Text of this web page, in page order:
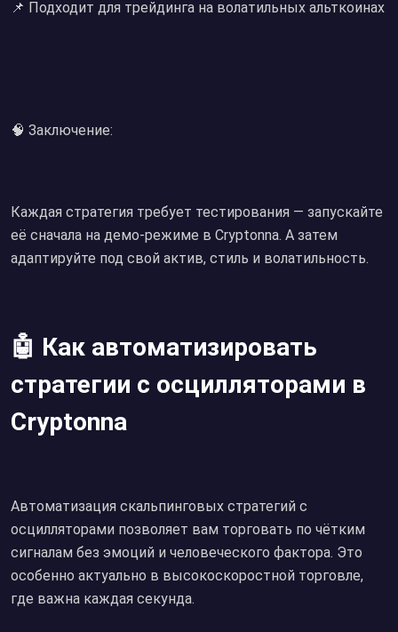
📌 Подходит для трейдинга на волатильных альткоинах
🧠 Заключение:
Каждая стратегия требует тестирования — запускайте
её сначала на демо-режиме в Cryptonna. А затем
адаптируйте под свой актив, стиль и волатильность.
🤖 Как автоматизировать
стратегии с осцилляторами в
Cryptonna
Автоматизация скальпинговых стратегий с
осцилляторами позволяет вам торговать по чётким
сигналам без эмоций и человеческого фактора. Это
особенно актуально в высокоскоростной торговле,
где важна каждая секунда.